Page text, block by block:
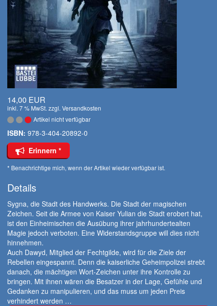
14,00 EUR
inkl. 7 % MwSt. zzgl. Versandkosten
Artikel nicht verfügbar
ISBN: 978-3-404-20892-0
Erinnern *
* Benachrichtige mich, wenn der Artikel wieder verfügbar ist.
Details
Sygna, die Stadt des Handwerks. Die Stadt der magischen
Zeichen. Seit die Armee von Kaiser Yulian die Stadt erobert hat,
ist den Einheimischen die Ausübung ihrer jahrhundertealten
Magie jedoch verboten. Eine Widerstandsgruppe will dies nicht
hinnehmen.
Auch Dawyd, Mitglied der Fechtgilde, wird für die Ziele der
Rebellen eingespannt. Denn die kaiserliche Geheimpolizei strebt
danach, die mächtigen Wort-Zeichen unter ihre Kontrolle zu
bringen. Mit ihnen wären die Besatzer in der Lage, Gefühle und
Gedanken zu manipulieren, und das muss um jeden Preis
verhindert werden …